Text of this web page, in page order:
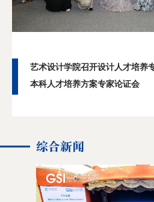
艺术设计学院召开设计人才培养
本科人才培养方案专家论证会
分享
综合新闻